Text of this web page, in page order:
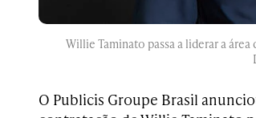
Willie Taminato passa a liderar a
O Publicis Groupe Brasil